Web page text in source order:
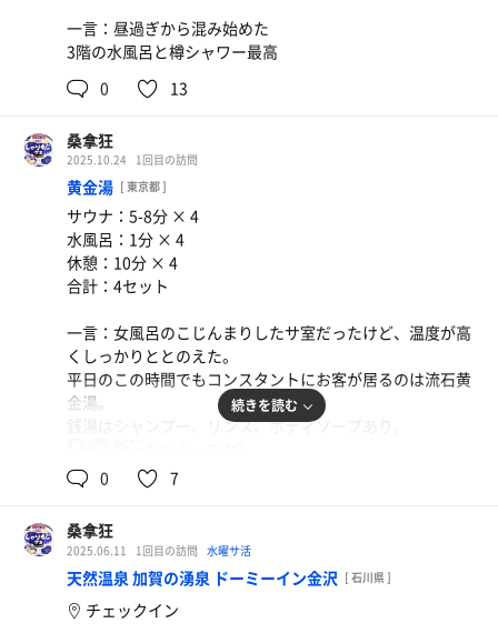
一言：昼過ぎから混み始めた
3階の水風呂と樽シャワー最高
0
13
桑拿狂
2025.10.24 1回目の訪問
黄金湯 [ 東京都 ]
サウナ：5-8分 × 4
水風呂：1分 × 4
休憩：10分 × 4
合計：4セット
一言：女風呂のこじんまりしたサ室だったけど、温度が高
くしっかりととのえた。
平日のこの時間でもコンスタントにお客が居るのは流石黄
金湯。
銭湯はシャンプー、リンス、ボディソープあり。
15分置きに使用するよう書かれたセルフロウリュウ。
トトノイ椅子は2脚、足置きあり。
銭湯内に水風呂あり、20度だけときちんと冷たい。
ライン予約で２時間、１人1100円、タオル大小付。
続きを読む
0 7
桑拿狂
2025.06.11 1回目の訪問 水曜サ活
天然温泉 加賀の湧泉 ドーミーイン金沢 [ 石川県 ]
チェックイン